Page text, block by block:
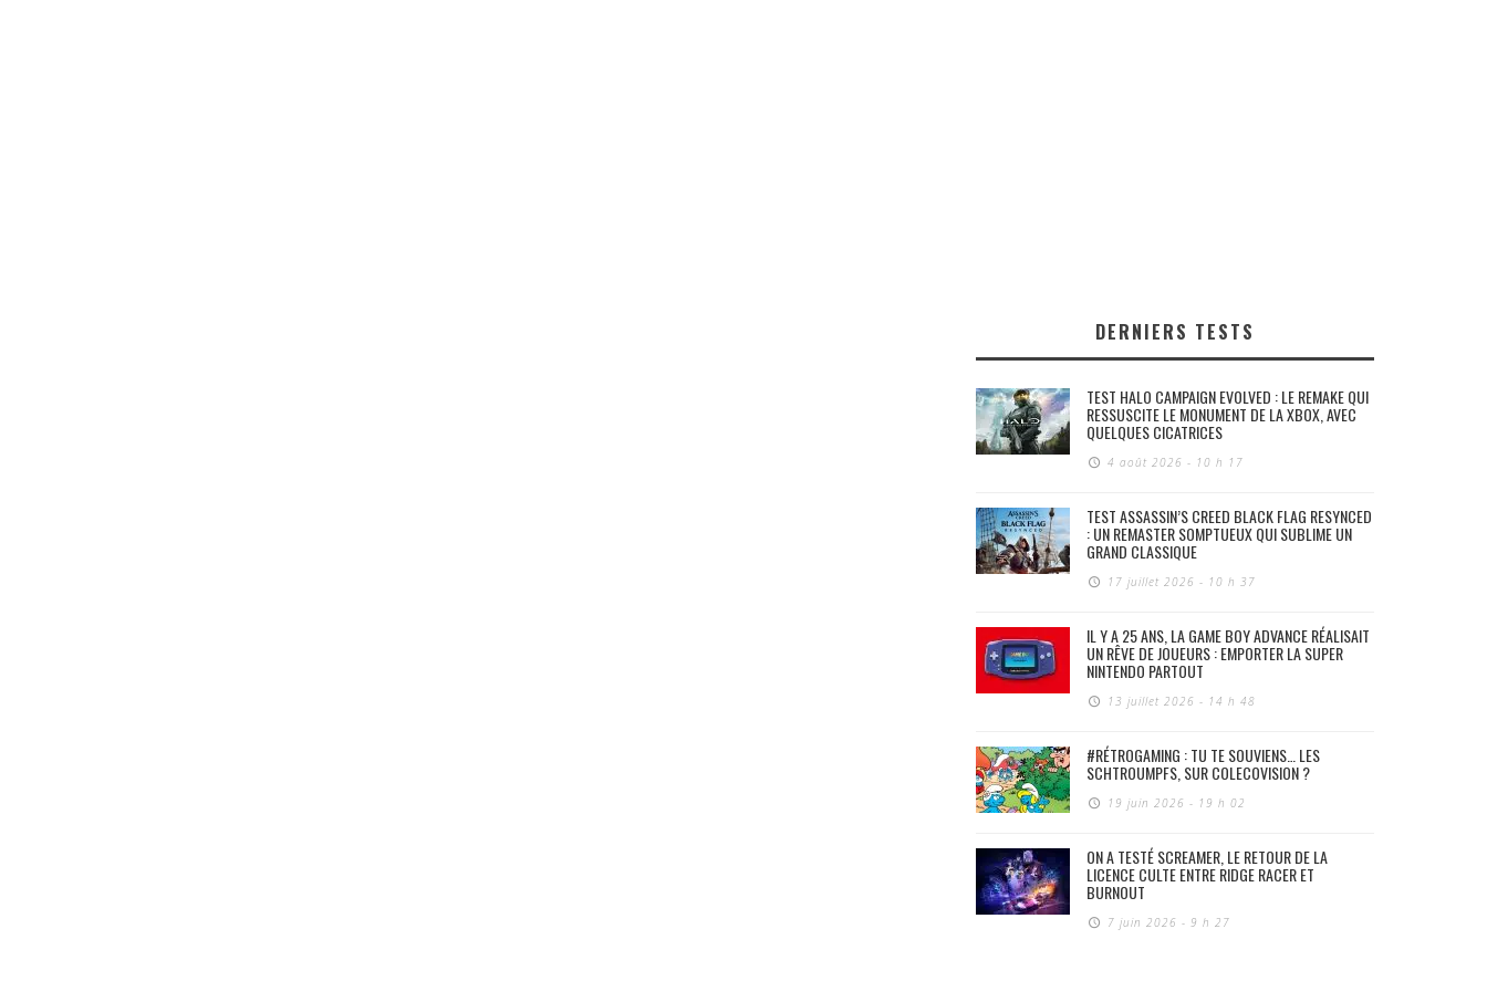
DERNIERS TESTS
TEST HALO CAMPAIGN EVOLVED : LE REMAKE QUI
RESSUSCITE LE MONUMENT DE LA XBOX, AVEC
QUELQUES CICATRICES
4 août 2026 - 10 h 17
TEST ASSASSIN’S CREED BLACK FLAG RESYNCED
: UN REMASTER SOMPTUEUX QUI SUBLIME UN
GRAND CLASSIQUE
17 juillet 2026 - 10 h 37
IL Y A 25 ANS, LA GAME BOY ADVANCE RÉALISAIT
UN RÊVE DE JOUEURS : EMPORTER LA SUPER
NINTENDO PARTOUT
13 juillet 2026 - 14 h 48
#RÉTROGAMING : TU TE SOUVIENS… LES
SCHTROUMPFS, SUR COLECOVISION ?
19 juin 2026 - 19 h 02
ON A TESTÉ SCREAMER, LE RETOUR DE LA
LICENCE CULTE ENTRE RIDGE RACER ET
BURNOUT
7 juin 2026 - 9 h 27